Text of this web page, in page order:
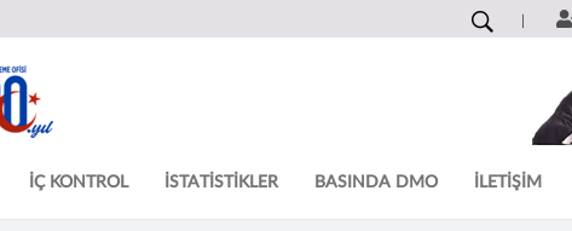
İÇ KONTROL İSTATİSTİKLER BASINDA DMO İLETİŞİM